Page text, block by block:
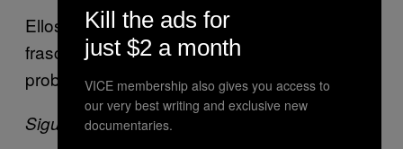
Ellos probablemente no pueden abrir los
frascos tan fácilmente, entonces
probablemente no.
Sigue a Sophie Saint Thomas en
Kill the ads for
just $2 a month
VICE membership also gives you access to
our very best writing and exclusive new
documentaries.